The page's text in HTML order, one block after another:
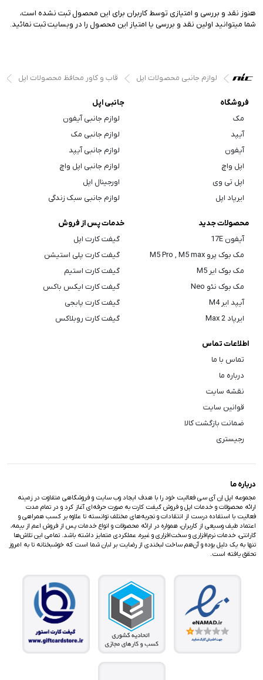
هنوز نقد و بررسی و امتیازی توسط کاربران برای این محصول ثبت نشده است،
شما میتوانید اولین نقد و بررسی یا امتیاز این محصول را در وبسایت ثبت نمائید.
لوازم جانبی محصولات اپل قاب و کاور محافظ محصولات اپل
فروشگاه
مک
آیپد
آیفون
اپل واچ
اپل تی وی
ایرپاد اپل
جانبی اپل
لوازم جانبی آیفون
لوازم جانبی مک
لوازم جانبی آیپد
لوازم جانبی اپل واچ
اورجینال اپل
لوازم جانبی سبک زندگی
محصولات جدید
آیفون 17E
مک بوک پرو M5 Pro , M5 max
مک بوک ایر M5
مک بوک نئو Neo
آیپد ایر M4
ایرپاد Max 2
خدمات پس از فروش
گیفت کارت اپل
گیفت کارت پلی استیشن
گیفت کارت استیم
گیفت کارت ایکس باکس
گیفت کارت پابجی
گیفت کارت روبلاکس
اطلاعات تماس
تماس با ما
درباره ما
نقشه سایت
قوانین سایت
ضمانت بازگشت کالا
رجیستری
درباره ما
مجموعه اپل اِن آی سی فعالیت خود را با هدف ایجاد وب سایت و فروشگاهی متفاوت در زمینه
ارائه محصولات و خدمات اپل و فروش گیفت کارت به صورت حرفه‌ای آغاز کرد و در تمام مدت
فعالیت با استفاده درست از انتقادات و تجربه‌های مختلف توانسته تا علاوه بر کسب همراهی و
اعتماد طیف وسیعی از کاربران، همواره در ارائه محصولات و انواع خدمات پس از فروش اعم از بیمه،
گارانتی، خدمات نرم‌افزاری و سخت‌افزاری و غیره، عملکردی متمایز داشته باشد. تمامی این تلاش‌ها
تنها به یک دلیل بوده و آن‌هم ساخت لبخندی از رضایت بر لبان شما است که خوشبختانه تا به امروز
تحقق یافته است.